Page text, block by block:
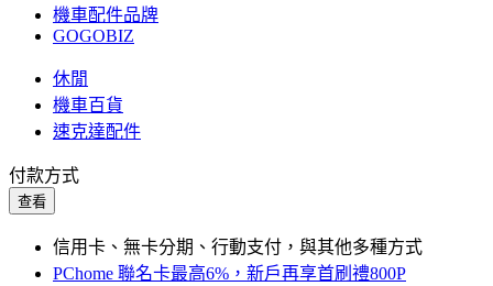
機車配件品牌
GOGOBIZ
休閒
機車百貨
速克達配件
付款方式
查看
信用卡、無卡分期、行動支付，與其他多種方式
PChome 聯名卡最高6%，新戶再享首刷禮800P